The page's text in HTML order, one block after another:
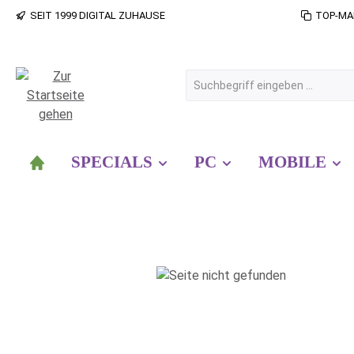
Hauptinhalt springen
Zur Suche springen
Zur Hauptnavigation springen
SEIT 1999 DIGITAL ZUHAUSE TOP-
SPECIALS PC MOBILE